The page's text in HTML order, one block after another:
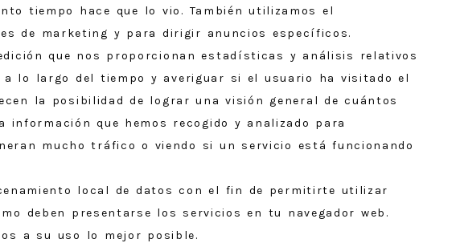
tiempo hace que lo vio. También utilizamos el
de marketing y para dirigir anuncios específicos.
que nos proporcionan estadísticas y análisis relativos
lo largo del tiempo y averiguar si el usuario ha visitado el
la posibilidad de lograr una visión general de cuántos
que hemos recogido y analizado para
mucho tráfico o viendo si un servicio está funcionando
local de datos con el fin de permitirte utilizar
deben presentarse los servicios en tu navegador web.
a su uso lo mejor posible.